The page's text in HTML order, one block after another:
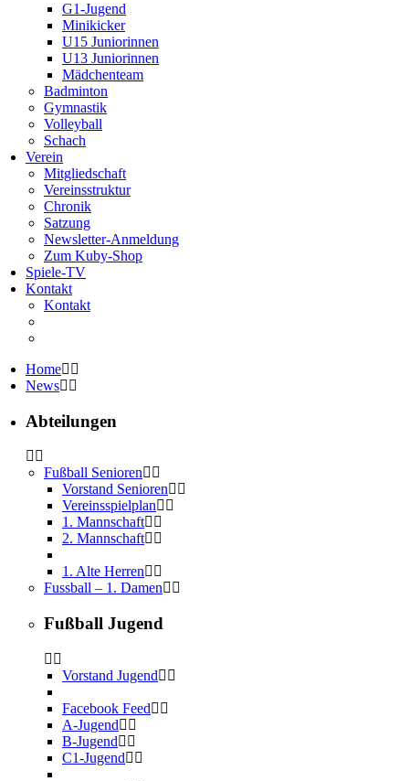
G1-Jugend
Minikicker
U15 Juniorinnen
U13 Juniorinnen
Mädchenteam
Badminton
Gymnastik
Volleyball
Schach
Verein
Mitgliedschaft
Vereinsstruktur
Chronik
Satzung
Newsletter-Anmeldung
Zum Kuby-Shop
Spiele-TV
Kontakt
Kontakt
Home
News
Abteilungen
Fußball Senioren
Vorstand Senioren
Vereinsspielplan
1. Mannschaft
2. Mannschaft
1. Alte Herren
Fussball – 1. Damen
Fußball Jugend
Vorstand Jugend
Facebook Feed
A-Jugend
B-Jugend
C1-Jugend